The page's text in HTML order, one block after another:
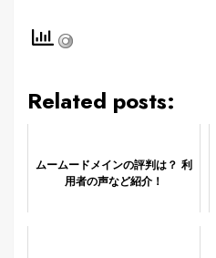
Related posts:
ムームードメインの評判は？ 利
用者の声など紹介！